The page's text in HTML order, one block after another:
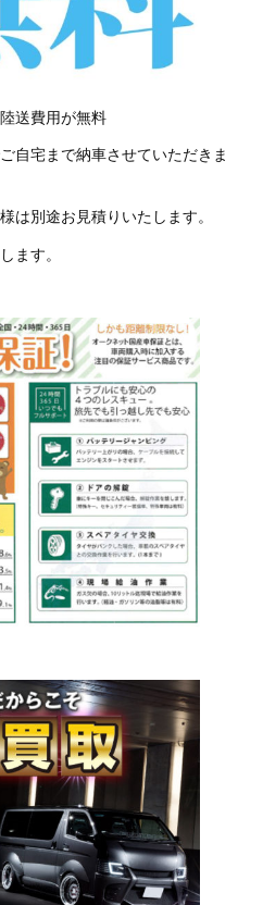
送費用が無料
自宅まで納車させていただきま
は別途お見積りいたします。
ます。